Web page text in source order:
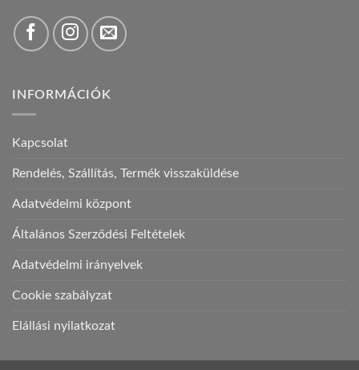
INFORMÁCIÓK
Kapcsolat
Rendelés, Szállítás, Termék visszaküldése
Adatvédelmi központ
Általános Szerződési Feltételek
Adatvédelmi irányelvek
Cookie szabályzat
Elállási nyilatkozat